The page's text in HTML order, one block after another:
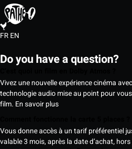
FREN
Do you have a question?
Vivez une nouvelle expérience cinéma
technologie audio mise au point pour
film. En savoir plus
Vous donne accès à un tarif préférentiel
valable 3 mois, après la date d’achat,